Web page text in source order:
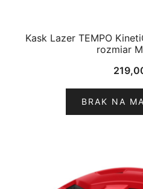
Kask Lazer TEMPO
rozmiar
BRAK NA